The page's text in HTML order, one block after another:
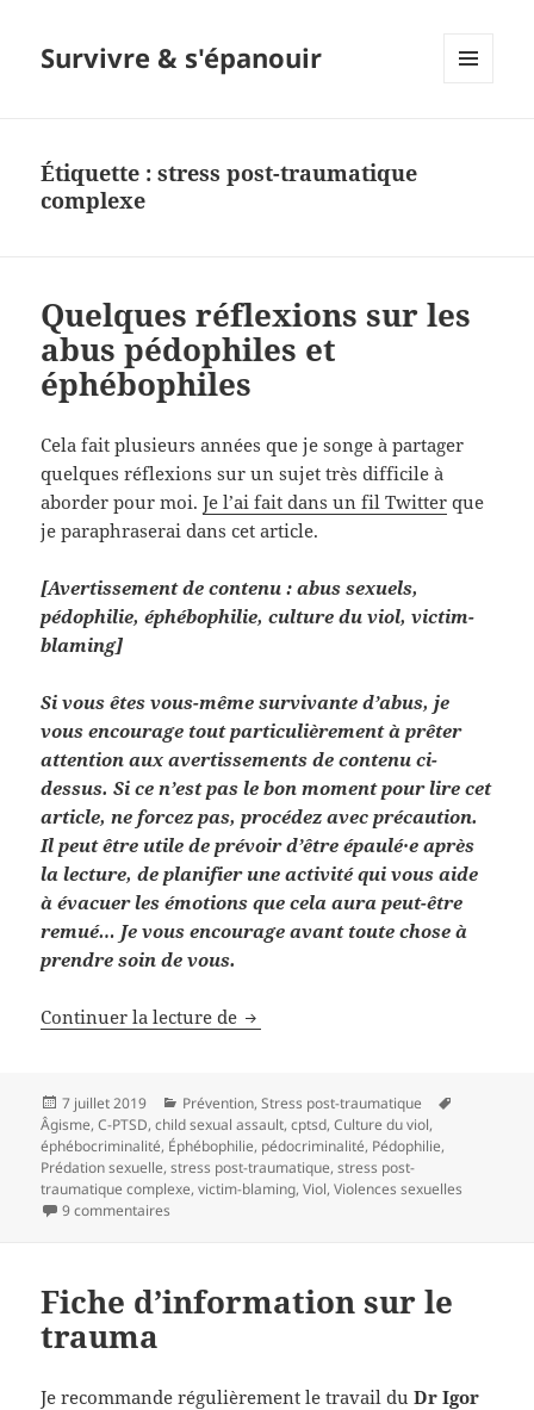
Survivre & s'épanouir
Étiquette : stress post-traumatique
complexe
Quelques réflexions sur les
abus pédophiles et
éphébophiles
Cela fait plusieurs années que je songe à partager
quelques réflexions sur un sujet très difficile à
aborder pour moi.Je l’ai fait dans un fil Twitter que
je paraphraserai dans cet article.
[Avertissement de contenu : abus sexuels,
pédophilie, éphébophilie, culture du viol, victim-
blaming]
Si vous êtes vous-même survivante d’abus, je
vous encourage tout particulièrement à prêter
attention aux avertissements de contenu ci-
dessus. Si ce n’est pas le bon moment pour lire cet
article, ne forcez pas, procédez avec précaution.
Il peut être utile de prévoir d’être épaulé·e après
la lecture, de planifier une activité qui vous aide
à évacuer les émotions que cela aura peut-être
remué… Je vous encourage avant toute chose à
prendre soin de vous.
Continuer la lecture de Quelques réflexions sur les abus
Publié
le
7 juillet 2019 Catégories
Prévention,Stress post-traumatique
Âgisme,C-PTSD,child sexual assault,cptsd,Culture du viol,
éphébocriminalité, Éphébophilie, pédocriminalité, Pédophilie,
Prédation sexuelle,stress post-traumatique,stress post-
traumatique complexe,victim-blaming,Viol,Violences sexuelles
9 commentaires
Fiche d’information sur le
trauma
Je recommande régulièrement le travail duDr Igor